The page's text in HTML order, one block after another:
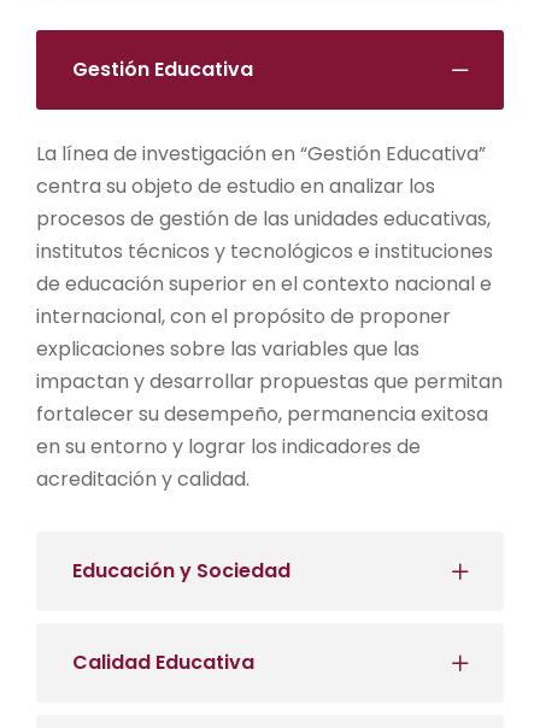
Gestión Educativa
La línea de investigación en “Gestión Educativa”
centra su objeto de estudio en analizar los
procesos de gestión de las unidades educativas,
institutos técnicos y tecnológicos e instituciones
de educación superior en el contexto nacional e
internacional, con el propósito de proponer
explicaciones sobre las variables que las
impactan y desarrollar propuestas que permitan
fortalecer su desempeño, permanencia exitosa
en su entorno y lograr los indicadores de
acreditación y calidad.
Educación y Sociedad
Calidad Educativa